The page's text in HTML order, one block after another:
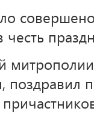
поздравил